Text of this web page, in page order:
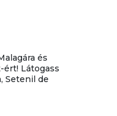
és
ért! Látogass
Setenil de